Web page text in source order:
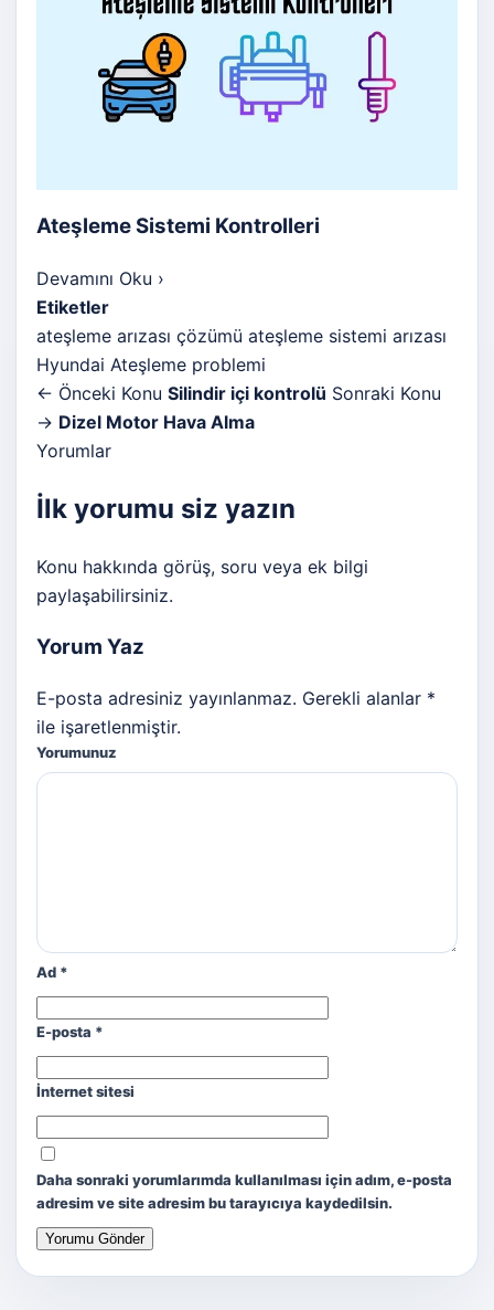
Ateşleme Sistemi Kontrolleri
Devamını Oku ›
Etiketler
ateşleme arızası çözümü ateşleme sistemi arızası
Hyundai Ateşleme problemi
← Önceki Konu Silindir içi kontrolü Sonraki Konu
→ Dizel Motor Hava Alma
Yorumlar
İlk yorumu siz yazın
Konu hakkında görüş, soru veya ek bilgi
paylaşabilirsiniz.
Yorum Yaz
E-posta adresiniz yayınlanmaz. Gerekli alanlar *
ile işaretlenmiştir.
Yorumunuz
Ad *
E-posta *
İnternet sitesi
Daha sonraki yorumlarımda kullanılması için adım, e-posta
adresim ve site adresim bu tarayıcıya kaydedilsin.